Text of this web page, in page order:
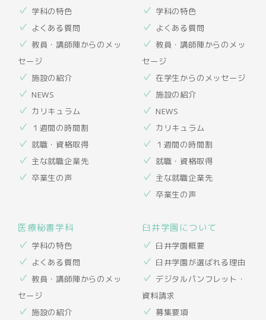
学科の特色
よくある質問
教員・講師陣からのメッ
セージ
施設の紹介
NEWS
カリキュラム
１週間の時間割
就職・資格取得
主な就職企業先
卒業生の声
学科の特色
よくある質問
教員・講師陣からのメッ
セージ
在学生からのメッセージ
施設の紹介
NEWS
カリキュラム
１週間の時間割
就職・資格取得
主な就職企業先
卒業生の声
医療秘書学科
学科の特色
よくある質問
教員・講師陣からのメッ
セージ
施設の紹介
臼井学園について
臼井学園概要
臼井学園が選ばれる理由
デジタルパンフレット・
資料請求
募集要項